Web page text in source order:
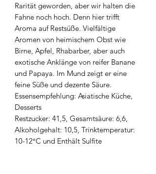
Rarität geworden, aber wir halten die
Fahne noch hoch. Denn hier trifft
Aroma auf Restsüße. Vielfältige
Aromen von heimischem Obst wie
Birne, Apfel, Rhabarber, aber auch
exotische Anklänge von reifer Banane
und Papaya. Im Mund zeigt er eine
feine Süße und dezente Säure.
Essensempfehlung: Asiatische Küche,
Desserts
Restzucker: 41,5, Gesamtsäure: 6,6,
Alkoholgehalt: 10,5, Trinktemperatur:
10-12°C und Enthält Sulfite